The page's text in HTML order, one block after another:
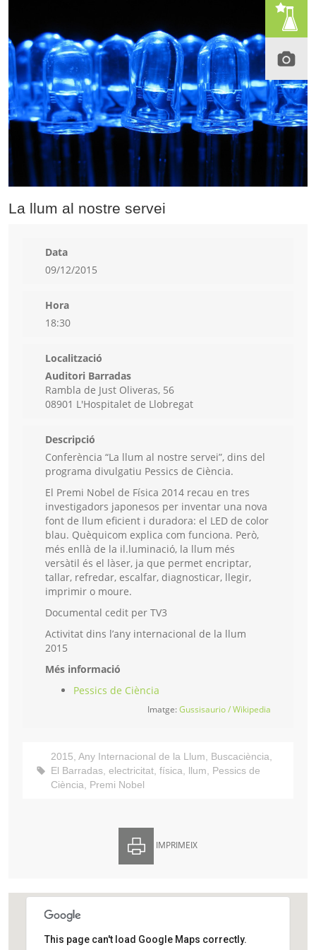
La llum al nostre servei
Data
09/12/2015
Hora
18:30
Localització
Auditori Barradas
Rambla de Just Oliveras, 56
08901 L'Hospitalet de Llobregat
Descripció
Conferència “La llum al nostre servei”, dins del
programa divulgatiu Pessics de Ciència.
El Premi Nobel de Física 2014 recau en tres
investigadors japonesos per inventar una nova
font de llum eficient i duradora: el LED de color
blau. Quèquicom explica com funciona. Però,
més enllà de la il.luminació, la llum més
versàtil és el làser, ja que permet encriptar,
tallar, refredar, escalfar, diagnosticar, llegir,
imprimir o moure.
Documental cedit per TV3
Activitat dins l’any internacional de la llum
2015
Més informació
Pessics de Ciència
Imatge:Gussisaurio / Wikipedia
2015, Any Internacional de la Llum, Buscaciència,
El Barradas, electricitat, física, llum, Pessics de
Ciència, Premi Nobel
IMPRIMEIX
This page can't load Google Maps correctly.